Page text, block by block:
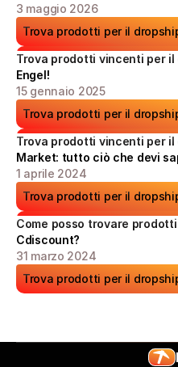
3 maggio 2026
Trova prodotti per il
Trova prodotti vincenti per
Engel!
15 gennaio 2025
Trova prodotti per il
Trova prodotti vincenti per il
Market: tutto ciò che devi
1 aprile 2024
Trova prodotti per il
Come posso trovare
Cdiscount?
31 marzo 2024
Trova prodotti per il